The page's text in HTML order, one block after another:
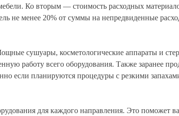
Ко вторым — стоимость расходных
не менее 20% от суммы на непредвиденные
сушуары, косметологические аппараты и
работу всего оборудования. Также заранее
если планируются процедуры с резкими
для каждого направления. Это поможет